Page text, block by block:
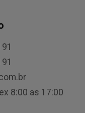
8:00 as 17:00